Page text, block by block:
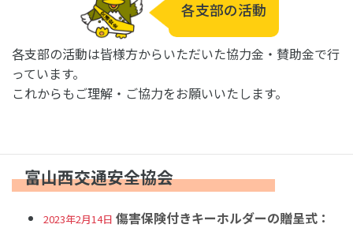
各支部の活動
各支部の活動は皆様方からいただいた協力金・賛助金で行
っています。
これからもご理解・ご協力をお願いいたします。
富山西交通安全協会
2023年2月14日 傷害保険付きキーホルダーの贈呈式：